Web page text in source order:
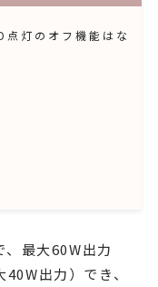
点灯のオフ機能はな
最大60W出力
出力）でき、